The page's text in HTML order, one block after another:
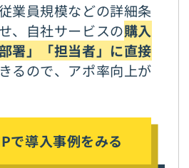
業員規模などの詳細条
、自社サービスの購入
署」「担当者」に直接
るので、アポ率向上が
で導入事例をみる